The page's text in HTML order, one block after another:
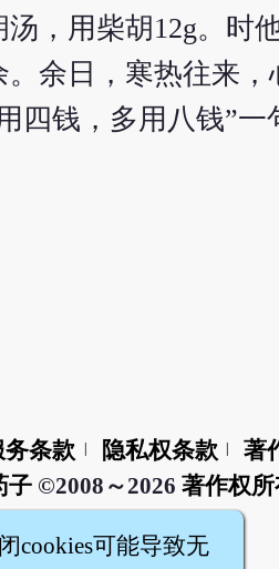
，用柴胡12g。时
余日，寒热往来
四钱，多用八钱”一
务条款 隐私权条款
著
子©2008～2026 著作权所
cookies可能导致无